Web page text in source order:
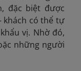
đặc biệt được
khách có thể tự
vị. Nhờ đó,
những người